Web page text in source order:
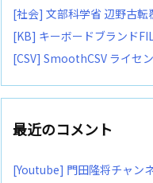
[社会] 文部科学省 辺野古転
[KB] キーボードブランド
[CSV] SmoothCSV ライセ
最近のコメント
[Youtube] 門田隆将チャン